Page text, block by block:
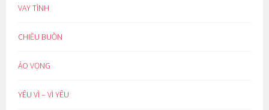
VAY TÌNH
CHIỀU BUỒN
ẢO VỌNG
YÊU VÌ – VÌ YÊU